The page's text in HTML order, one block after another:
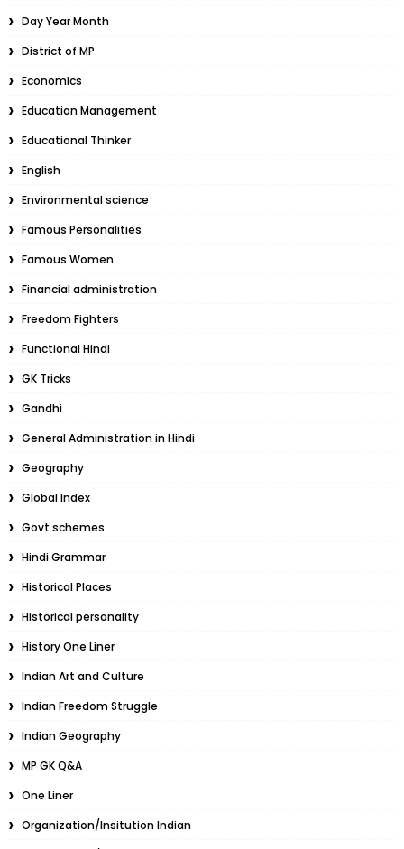
Day Year Month
District of MP
Economics
Education Management
Educational Thinker
English
Environmental science
Famous Personalities
Famous Women
Financial administration
Freedom Fighters
Functional Hindi
GK Tricks
Gandhi
General Administration in Hindi
Geography
Global Index
Govt schemes
Hindi Grammar
Historical Places
Historical personality
History One Liner
Indian Art and Culture
Indian Freedom Struggle
Indian Geography
MP GK Q&A
One Liner
Organization/Insitution Indian